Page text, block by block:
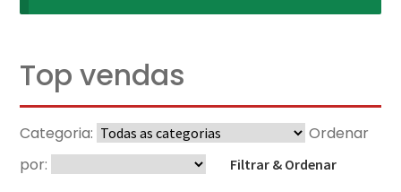
Top vendas
Categoria:
Ordenar
por:
Filtrar & Ordenar